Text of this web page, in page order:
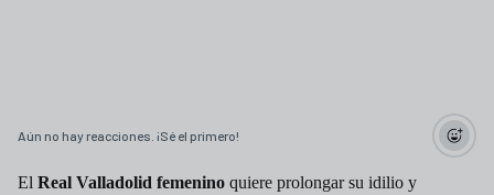
Aún no hay reacciones. ¡Sé el primero!
El Real Valladolid femenino quiere prolongar su idilio y